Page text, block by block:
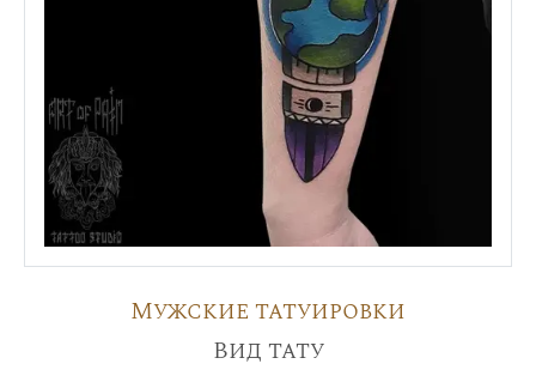
Мужские татуировки
Вид тату